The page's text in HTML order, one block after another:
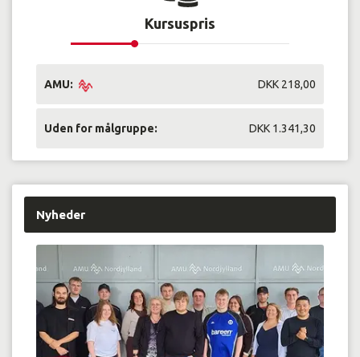
Kursuspris
AMU: DKK 218,00
Uden for målgruppe: DKK 1.341,30
Nyheder